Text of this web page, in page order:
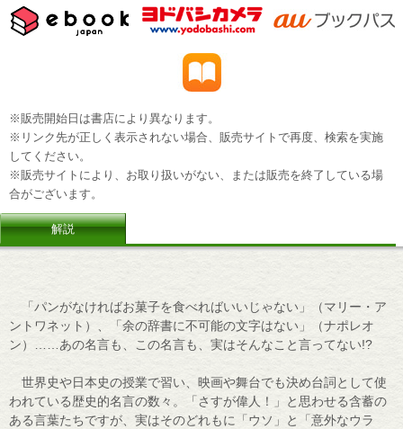
※販売開始日は書店により異なります。
※リンク先が正しく表示されない場合、販売サイトで再度、検索を実施
してください。
※販売サイトにより、お取り扱いがない、または販売を終了している場
合がございます。
解説
「パンがなければお菓子を食べればいいじゃない」（マリー・ア
ントワネット）、「余の辞書に不可能の文字はない」（ナポレオ
ン）……あの名言も、この名言も、実はそんなこと言ってない!?
世界史や日本史の授業で習い、映画や舞台でも決め台詞として使
われている歴史的名言の数々。「さすが偉人！」と思わせる含蓄の
ある言葉たちですが、実はそのどれもに「ウソ」と「意外なウラ